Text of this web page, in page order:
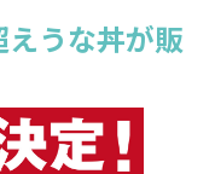
うな丼が販